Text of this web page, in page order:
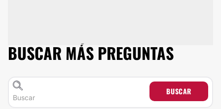
BUSCAR MÁS PREGUNTAS
BUSCAR